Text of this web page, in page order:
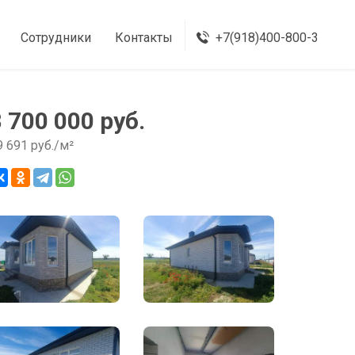
Сотрудники Контакты +7(918)400-800-3
700 000 руб.
691 руб./м²